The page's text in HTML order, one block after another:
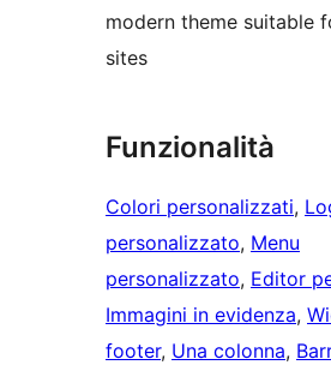
modern theme suitable
sites
Funzionalità
Colori personalizzati,
personalizzato, Menu
personalizzato, Editor
Immagini in evidenza,
footer, Una colonna,